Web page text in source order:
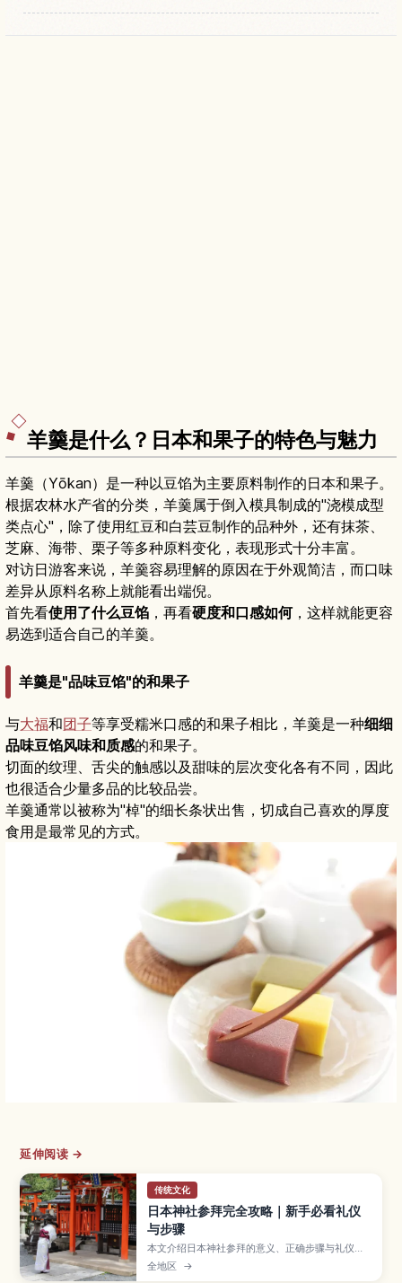
羊羹是什么？日本和果子的特色与魅力
羊羹（Yōkan）是一种以豆馅为主要原料制作的日本和果子。
根据农林水产省的分类，羊羹属于倒入模具制成的"浇模成型
类点心"，除了使用红豆和白芸豆制作的品种外，还有抹茶、
芝麻、海带、栗子等多种原料变化，表现形式十分丰富。
对访日游客来说，羊羹容易理解的原因在于外观简洁，而口味
差异从原料名称上就能看出端倪。
首先看使用了什么豆馅 ，再看硬度和口感如何，这样就能更容
易选到适合自己的羊羹。
羊羹是"品味豆馅"的和果子
与大福和团子等享受糯米口感的和果子相比，羊羹是一种细细
品味豆馅风味和质感的和果子。
切面的纹理、舌尖的触感以及甜味的层次变化各有不同，因此
也很适合少量多品的比较品尝。
羊羹通常以被称为"棹"的细长条状出售，切成自己喜欢的厚度
食用是最常见的方式。
延伸阅读 →
传统文化
日本神社参拜完全攻略｜新手必看礼仪
与步骤
本文介绍日本神社参拜的意义、正确步骤与礼仪要
点，帮助访日游客避免失礼，更从容地体验神社文
化。
全地区 →